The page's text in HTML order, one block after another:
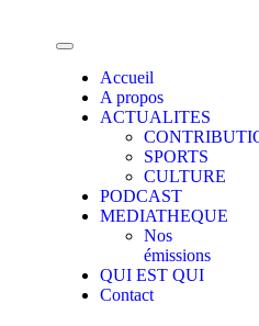
Accueil
A propos
ACTUALITES
SPORTS
CULTURE
PODCAST
MEDIATHEQUE
Nos
émissions
QUI EST QUI
Contact